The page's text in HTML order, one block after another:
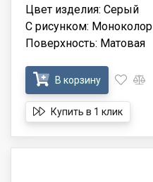
Цвет изделия: Серый
С рисунком: Моноколор
Поверхность: Матовая
В корзину
Купить в 1 клик